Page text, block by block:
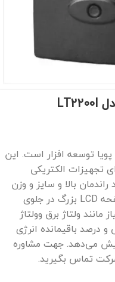
توسعه افزار است. این
تجهیزات الکتریکی
بالا و سایز و وزن
کم دارد. یکی از مزیت‌های مهم آن، صفحه LCD بزرگ در جلوی
ولتاژ برق وولتاژ
و درصد باقیمانده انرژی
می‌دهد. جهت مشاوره
تماس بگیرید.